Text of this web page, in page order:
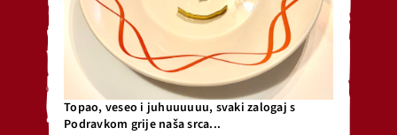
Topao, veseo i juhuuuuuu, svaki zalogaj s
Podravkom grije naša srca...